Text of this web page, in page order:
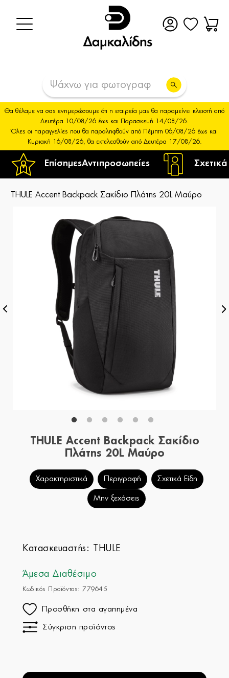
ΕπίσημεςΑντιπροσωπείες
Θα θέλαμε να σας ενημερώσουμε ότι η εταιρεία μας θα παραμείνει κλειστή από
Δευτέρα 10/08/26 έως και Παρασκευή 14/08/26.
Όλες οι παραγγελίες που θα παραληφθούν από Πέμπτη 06/08/26 έως και
Κυριακή 16/08/26, θα εκτελεσθούν από Δευτέρα 17/08/26.
THULE Accent Backpack Σακίδιο Πλάτης 20L Μαύρο
THULE Accent Backpack Σακίδιο
Πλάτης 20L Μαύρο
Χαρακτηριστικά Περιγραφή Σχετικά Είδη
Μην ξεχάσεις
Κατασκευαστής: THULE
Άμεσα Διαθέσιμο
Κωδικός Προϊόντος: 779645
Προσθήκη στα αγαπημένα
Σύγκριση προϊόντος